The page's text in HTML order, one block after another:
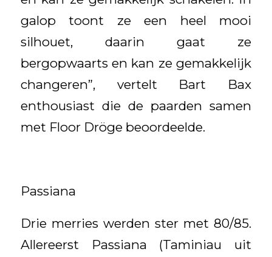
galop toont ze een heel mooi
silhouet, daarin gaat ze
bergopwaarts en kan ze gemakkelijk
changeren”, vertelt Bart Bax
enthousiast die de paarden samen
met Floor Dröge beoordeelde.
Passiana
Drie merries werden ster met 80/85.
Allereerst Passiana (Taminiau uit